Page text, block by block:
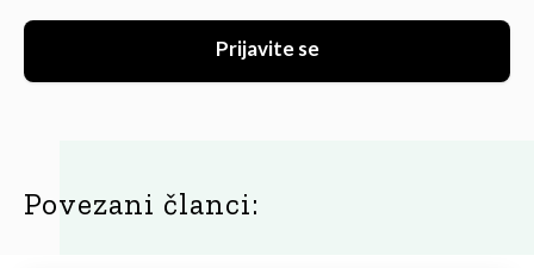
Prijavite se
Povezani članci: